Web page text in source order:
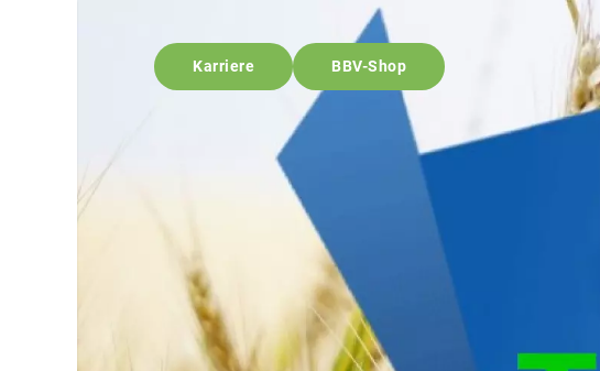
Karriere BBV-Shop